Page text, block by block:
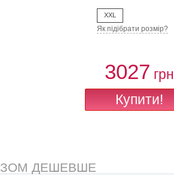
XXL
Як підібрати розмір?
3027 грн
ДЕШЕВШЕ